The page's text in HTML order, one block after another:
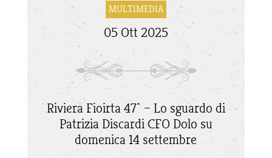
MULTIMEDIA
05 Ott 2025
Riviera Fioirta 47^ – Lo sguardo di
Patrizia Discardi CFO Dolo su
domenica 14 settembre